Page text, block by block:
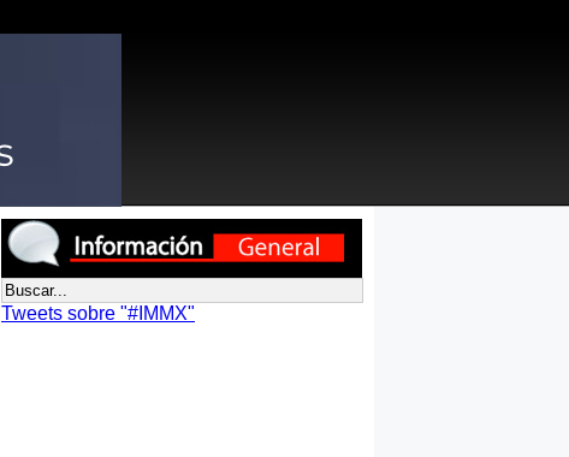
Tweets sobre "#IMMX"